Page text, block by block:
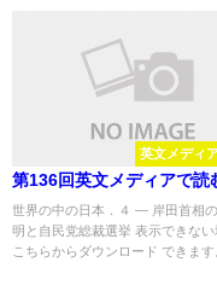
英文メディ
第136回英文メディアで読
世界の中の日本．４ ― 岸田首相
明と自民党総裁選挙 表示できない
こちらからダウンロード できます